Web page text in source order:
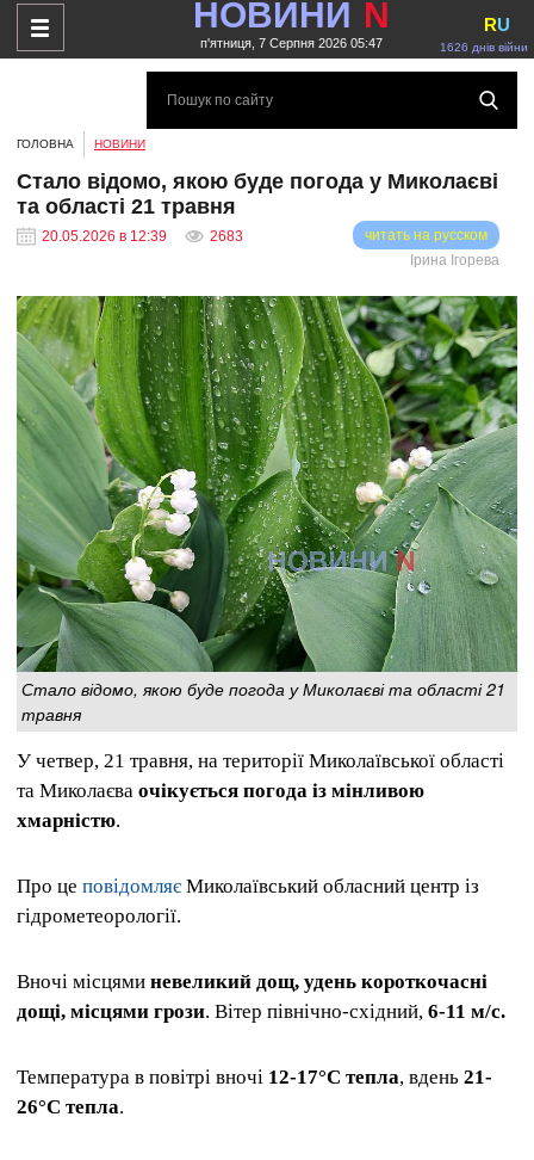
НОВИНИ N
п'ятниця, 7 Серпня 2026 05:47 1626 днів війни
RU
ГОЛОВНА НОВИНИ
Стало відомо, якою буде погода у Миколаєві
та області 21 травня
20.05.2026 в 12:39 2683
читать на русском
Ірина Ігорева
Стало відомо, якою буде погода у Миколаєві та області 21
травня
У четвер, 21 травня, на території Миколаївської області
та Миколаєва очікується погода із мінливою
хмарністю.
Про це повідомляє Миколаївський обласний центр із
гідрометеорології.
Вночі місцями невеликий дощ, удень короткочасні
дощі, місцями грози. Вітер північно-східний, 6-11 м/с.
Температура в повітрі вночі 12-17°С тепла, вдень 21-
26°С тепла.